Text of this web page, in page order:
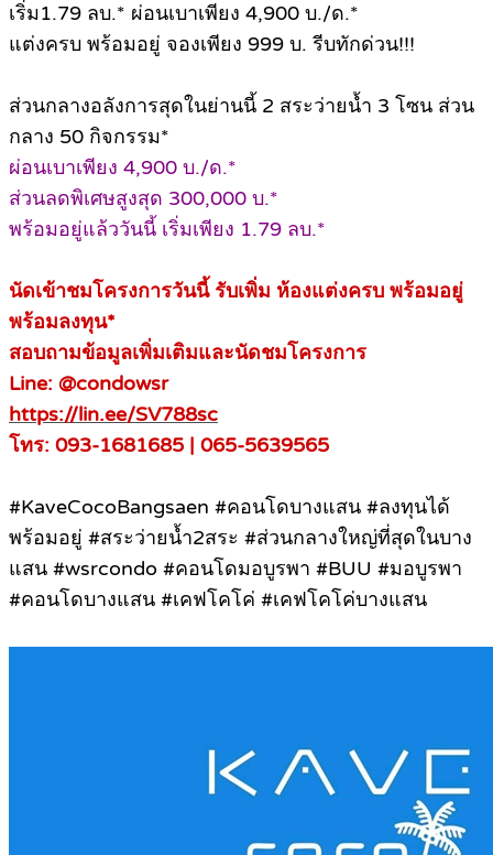
เริ่ม1.79 ลบ.* ผ่อนเบาเพียง 4,900 บ./ด.*
แต่งครบ พร้อมอยู่ จองเพียง 999 บ. รีบทักด่วน!!!
ส่วนกลางอลังการสุดในย่านนี้ 2 สระว่ายน้ำ 3 โซน ส่วน
กลาง 50 กิจกรรม*
ผ่อนเบาเพียง 4,900 บ./ด.*
ส่วนลดพิเศษสูงสุด 300,000 บ.*
พร้อมอยู่แล้ววันนี้ เริ่มเพียง 1.79 ลบ.*
นัดเข้าชมโครงการวันนี้ รับเพิ่ม ห้องแต่งครบ พร้อมอยู่
พร้อมลงทุน*
สอบถามข้อมูลเพิ่มเติมและนัดชมโครงการ
Line: @condowsr
https://lin.ee/SV788sc
โทร: 093-1681685 | 065-5639565
#KaveCocoBangsaen #คอนโดบางแสน #ลงทุนได้
พร้อมอยู่ #สระว่ายน้ำ2สระ #ส่วนกลางใหญ่ที่สุดในบาง
แสน #wsrcondo #คอนโดมอบูรพา #BUU #มอบูรพา
#คอนโดบางแสน #เคฟโคโค่ #เคฟโคโค่บางแสน